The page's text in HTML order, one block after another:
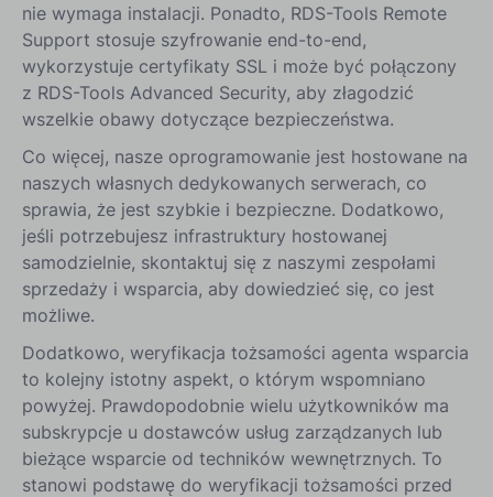
nie wymaga instalacji. Ponadto, RDS-Tools Remote
Support stosuje szyfrowanie end-to-end,
wykorzystuje certyfikaty SSL i może być połączony
z RDS-Tools Advanced Security, aby złagodzić
wszelkie obawy dotyczące bezpieczeństwa.
Co więcej, nasze oprogramowanie jest hostowane na
naszych własnych dedykowanych serwerach, co
sprawia, że jest szybkie i bezpieczne. Dodatkowo,
jeśli potrzebujesz infrastruktury hostowanej
samodzielnie, skontaktuj się z naszymi zespołami
sprzedaży i wsparcia, aby dowiedzieć się, co jest
możliwe.
Dodatkowo, weryfikacja tożsamości agenta wsparcia
to kolejny istotny aspekt, o którym wspomniano
powyżej. Prawdopodobnie wielu użytkowników ma
subskrypcje u dostawców usług zarządzanych lub
bieżące wsparcie od techników wewnętrznych. To
stanowi podstawę do weryfikacji tożsamości przed